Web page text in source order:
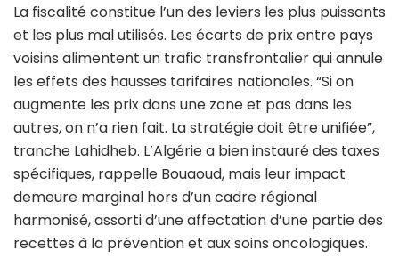
La fiscalité constitue l’un des leviers les plus puissants
et les plus mal utilisés. Les écarts de prix entre pays
voisins alimentent un trafic transfrontalier qui annule
les effets des hausses tarifaires nationales. “Si on
augmente les prix dans une zone et pas dans les
autres, on n’a rien fait. La stratégie doit être unifiée”,
tranche Lahidheb. L’Algérie a bien instauré des taxes
spécifiques, rappelle Bouaoud, mais leur impact
demeure marginal hors d’un cadre régional
harmonisé, assorti d’une affectation d’une partie des
recettes à la prévention et aux soins oncologiques.